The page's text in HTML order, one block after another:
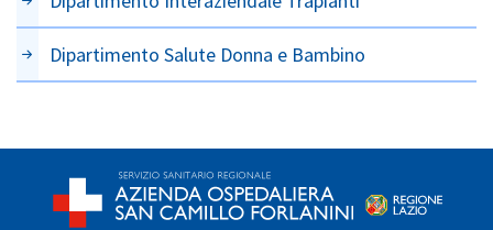
Dipartimento Salute Donna e Bambino